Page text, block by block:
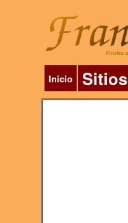
Inicio Sitios